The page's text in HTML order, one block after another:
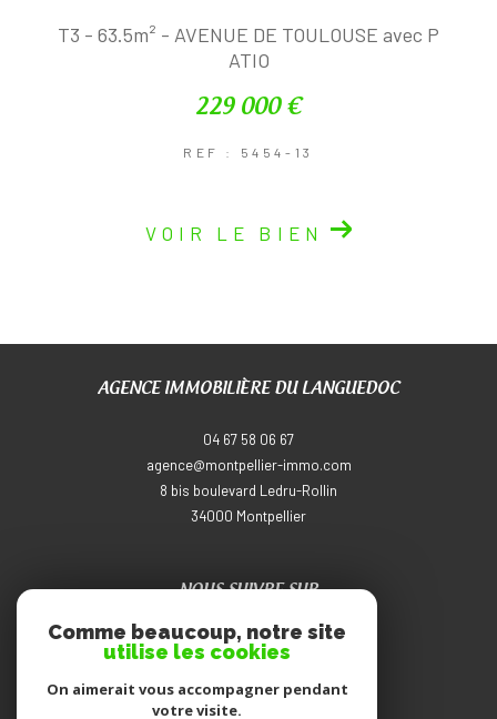
T3 - 63.5m² - AVENUE DE TOULOUSE avec P
ATIO
229 000 €
REF : 5454-13
VOIR LE BIEN
AGENCE IMMOBILIÈRE DU LANGUEDOC
04 67 58 06 67
agence@montpellier-immo.com
8 bis boulevard Ledru-Rollin
34000
montpellier
NOUS SUIVRE SUR
Comme beaucoup, notre site
utilise les cookies
On aimerait vous accompagner pendant
votre visite.